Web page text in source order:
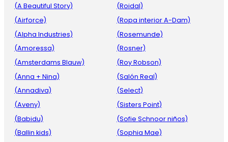
(A Beautiful Story)
(Airforce)
(Alpha Industries)
(Amoressa)
(Amsterdams Blauw)
(Anna + Nina)
(Annadiva)
(Aveny)
(Babidu)
(Ballin kids)
(Roidal)
(Ropa interior A-Dam)
(Rosemunde)
(Rosner)
(Roy Robson)
(Salón Real)
(Select)
(Sisters Point)
(Sofie Schnoor niños)
(Sophia Mae)